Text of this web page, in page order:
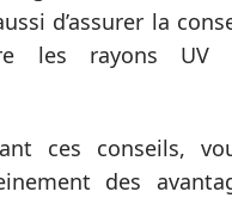
d’assurer la
les rayons UV
ces conseils,
des